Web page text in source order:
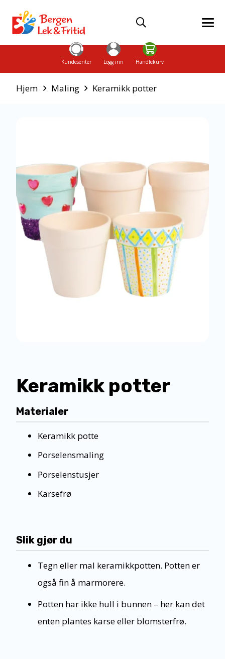
Kundesenter Logg inn Handlekurv
Hjem Maling Keramikk potter
Keramikk potter
Materialer
Keramikk potte
Porselensmaling
Porselenstusjer
Karsefrø
Slik gjør du
Tegn eller mal keramikkpotten. Potten er
også fin å marmorere.
Potten har ikke hull i bunnen – her kan det
enten plantes karse eller blomsterfrø.